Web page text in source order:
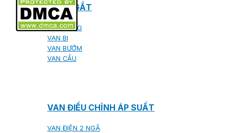
VAN NGẮT
VAN CỔNG
VAN BI
VAN BƯỚM
VAN CẦU
VAN ĐIỀU CHỈNH ÁP SUẤT
VAN ĐIỆN 2 NGÃ